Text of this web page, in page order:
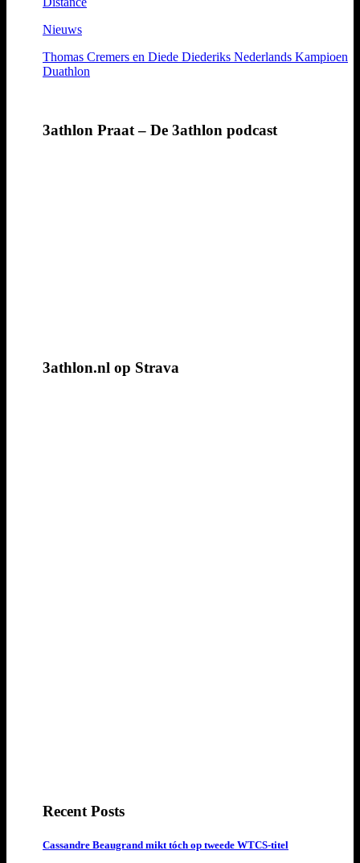
Nieuws
Thomas Cremers en Diede Diederiks Nederlands Kampioen
Duathlon
3athlon Praat – De 3athlon podcast
3athlon.nl op Strava
Recent Posts
Cassandre Beaugrand mikt tóch op tweede WTCS-titel